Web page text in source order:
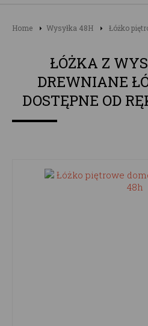
Home Wysyłka 48H Łóżko
ŁÓŻKA Z
DREWNIANE
DOSTĘPNE OD